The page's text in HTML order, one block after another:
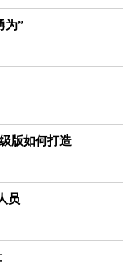
为”
版如何打造
员